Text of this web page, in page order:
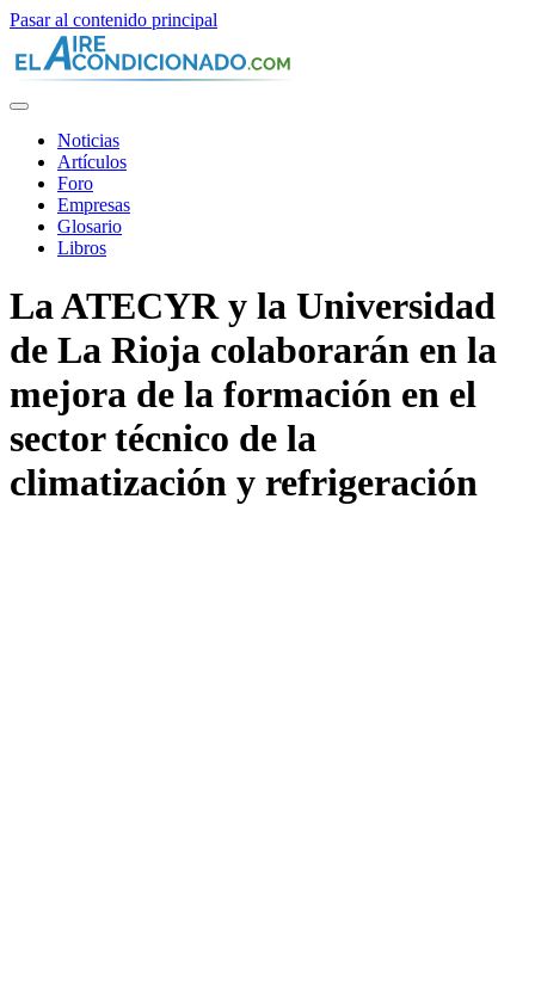
Pasar al contenido principal
Noticias
Artículos
Foro
Empresas
Glosario
Libros
La ATECYR y la Universidad
de La Rioja colaborarán en la
mejora de la formación en el
sector técnico de la
climatización y refrigeración